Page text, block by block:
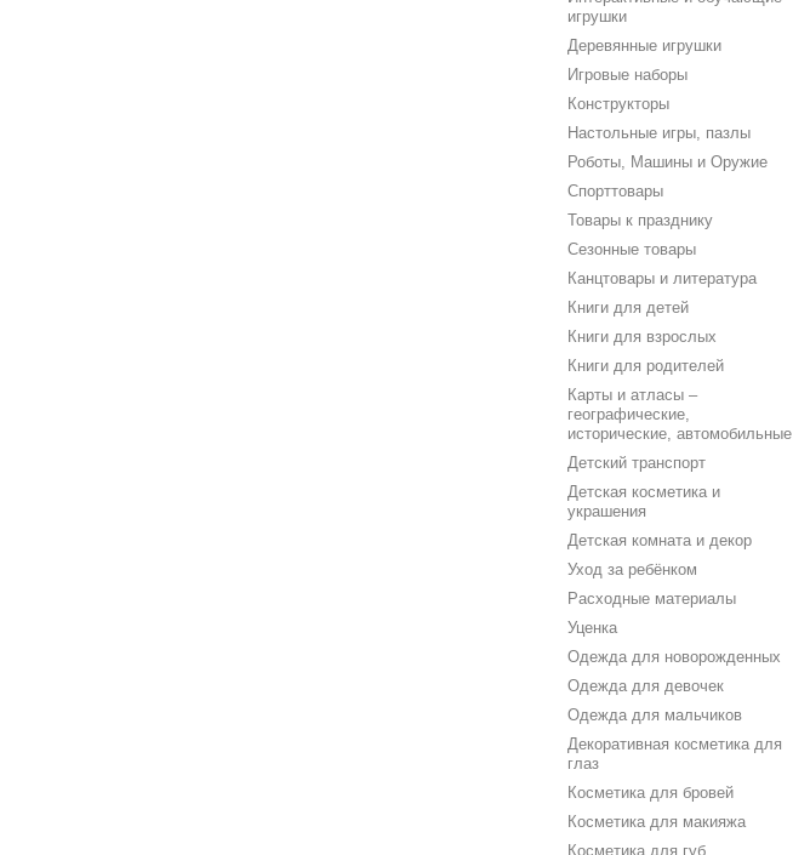
игрушки
Деревянные игрушки
Игровые наборы
Конструкторы
Настольные игры, пазлы
Роботы, Машины и Оружие
Спорттовары
Товары к празднику
Сезонные товары
Канцтовары и литература
Книги для детей
Книги для взрослых
Книги для родителей
Карты и атласы –
географические,
исторические, автомобильные
Детский транспорт
Детская косметика и
украшения
Детская комната и декор
Уход за ребёнком
Расходные материалы
Уценка
Одежда для новорожденных
Одежда для девочек
Одежда для мальчиков
Декоративная косметика для
глаз
Косметика для бровей
Косметика для макияжа
Косметика для губ